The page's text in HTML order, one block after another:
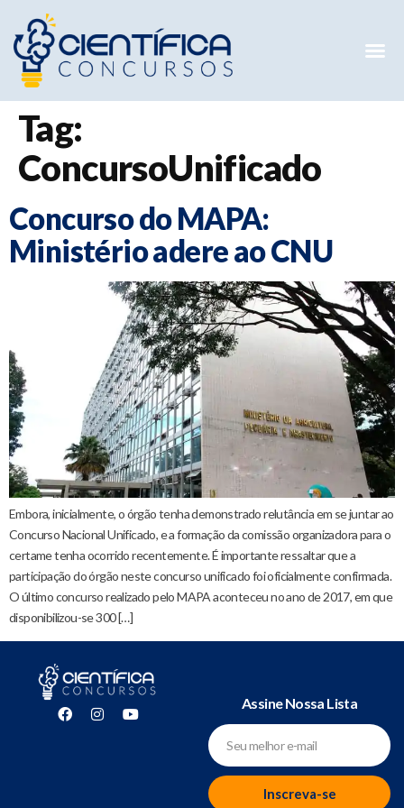
Tag:
ConcursoUnificado
Concurso do MAPA:
Ministério adere ao CNU
Embora, inicialmente, o órgão tenha demonstrado relutância em se juntar ao
Concurso Nacional Unificado, e a formação da comissão organizadora para o
certame tenha ocorrido recentemente. É importante ressaltar que a
participação do órgão neste concurso unificado foi oficialmente confirmada.
O último concurso realizado pelo MAPA aconteceu no ano de 2017, em que
disponibilizou-se 300 […]
Assine Nossa Lista
Inscreva-se